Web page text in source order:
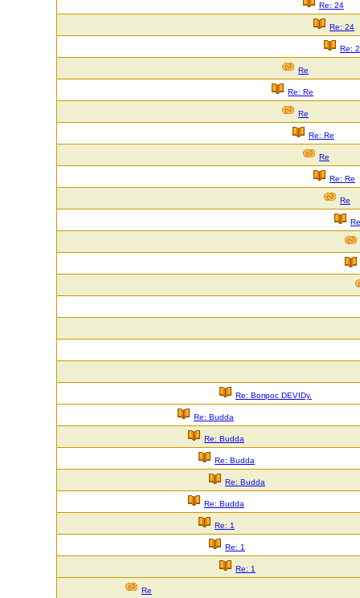
Re: 24
Re: 24
Re:
Re
Re: Re
Re
Re: Re
Re
Re: Re
Re
Re: Вопрос DEVIDу.
Re: Budda
Re: Budda
Re: Budda
Re: Budda
Re: Budda
Re: 1
Re: 1
Re: 1
Re